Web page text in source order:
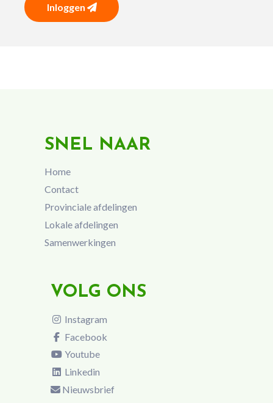
Inloggen
SNEL NAAR
Home
Contact
Provinciale afdelingen
Lokale afdelingen
Samenwerkingen
VOLG ONS
Instagram
Facebook
Youtube
Linkedin
Nieuwsbrief